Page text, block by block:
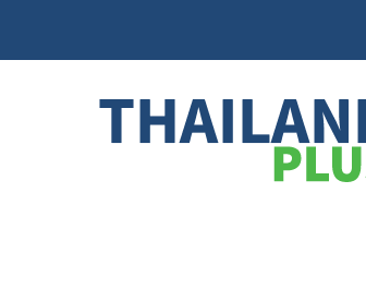
content